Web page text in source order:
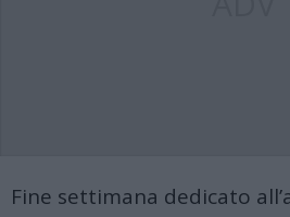
Fine settimana dedicato